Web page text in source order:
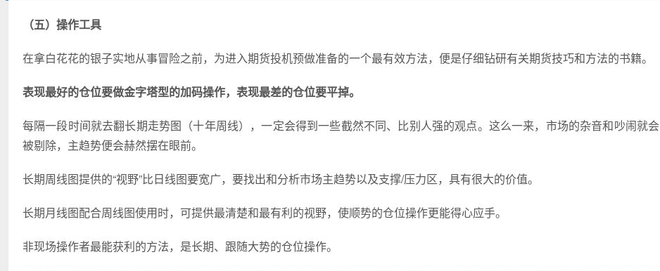
（五）操作工具
在拿白花花的银子实地从事冒险之前，为进入期货投机预做准备的一个最有效方法，便是仔细钻研有关期货技巧和方法的书籍。
表现最好的仓位要做金字塔型的加码操作，表现最差的仓位要平掉。
每隔一段时间就去翻长期走势图（十年周线），一定会得到一些截然不同、比别人强的观点。这么一来，市场的杂音和吵闹就会
被剔除，主趋势便会赫然摆在眼前。
长期周线图提供的“视野”比日线图要宽广，要找出和分析市场主趋势以及支撑/压力区，具有很大的价值。
长期月线图配合周线图使用时，可提供最清楚和最有利的视野，使顺势的仓位操作更能得心应手。
非现场操作者最能获利的方法，是长期、跟随大势的仓位操作。